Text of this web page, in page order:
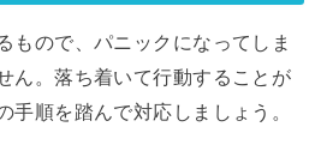
もので、パニックになってしま
ん。落ち着いて行動することが
手順を踏んで対応しましょう。